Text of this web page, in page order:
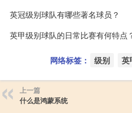
英冠级别球队有哪些著名球员？
英甲级别球队的日常比赛有何特点
网络标签： 级别 英
上一篇
什么是鸿蒙系统